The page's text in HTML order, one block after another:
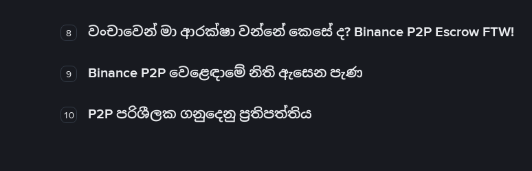
8 වංචාවෙන් මා ආරක්ෂා වන්නේ කෙසේ ද? Binance P2P Escrow FTW!
9 Binance P2P වෙළෙඳාමේ නිති ඇසෙන පැණ
10 P2P පරිශීලක ගනුදෙනු ප්‍රතිපත්තිය